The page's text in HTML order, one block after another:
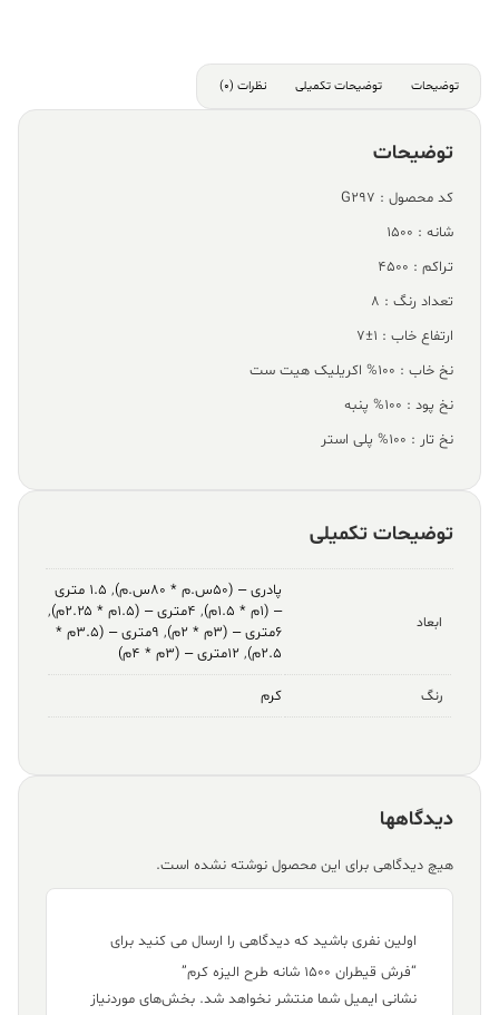
توضیحات توضیحات تکمیلی نظرات (0)
توضیحات
کد محصول : G297
شانه : 1500
تراکم : 4500
تعداد رنگ : 8
ارتفاع خاب : 1±7
نخ خاب : 100% اکریلیک هیت ست
نخ پود : 100% پنبه
نخ تار : 100% پلی استر
توضیحات تکمیلی
ابعاد
پادری – (۵۰س.م * ۸۰س.م) ,
۱.۵ متری
– (۱م * ۱.۵م)
, ۴متری – (۱.۵م * ۲.۲۵م)
,
۶متری – (۳م * ۲م)
,
۹متری – (۳.۵م *
۲.۵م)
, ۱۲متری – (۳م * ۴م)
رنگ کرم
دیدگاهها
هیچ دیدگاهی برای این محصول نوشته نشده است.
اولین نفری باشید که دیدگاهی را ارسال می کنید برای
“فرش قیطران ۱۵۰۰ شانه طرح الیزه کرم”
نشانی ایمیل شما منتشر نخواهد شد. بخش‌های موردنیاز